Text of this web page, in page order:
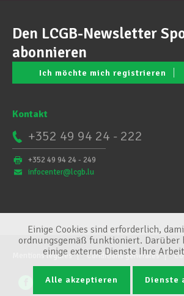
Den LCGB-Newsletter
abonnieren
Ich möchte mich registrieren
Kontakt
+352 49 94 24 - 222
+352 49 94 24 - 249
infocenter@lcgb.lu
Mentions légales Conditions générales
Einige Cookies sind erforderlich,
ordnungsgemäß funktioniert. Darüber
einige externe Dienste Ihre
Alle akzeptieren Dienste